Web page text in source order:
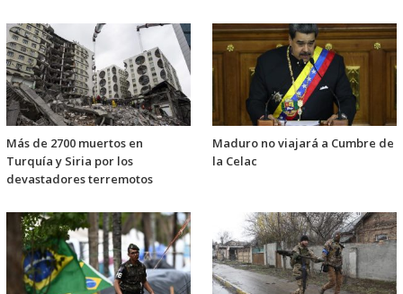
Más de 2700 muertos en
Turquía y Siria por los
devastadores terremotos
Maduro no viajará a Cumbre de
la Celac